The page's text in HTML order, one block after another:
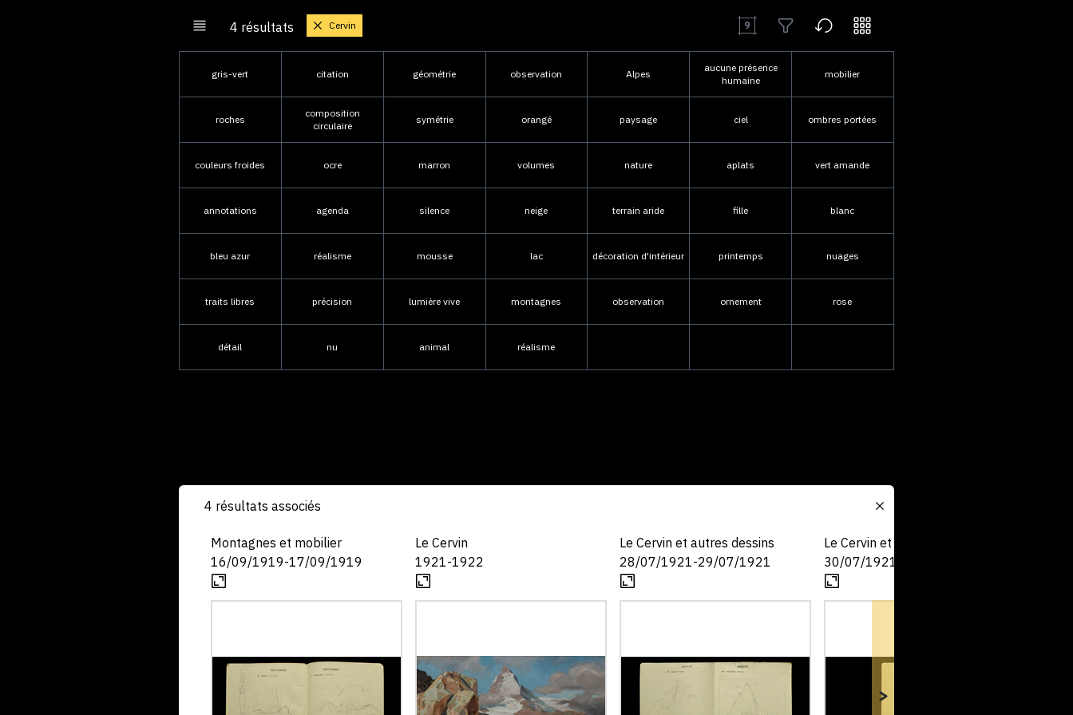
4 résultats Cervin 9
gris-vert citation géométrie observation Alpes
aucune présence
humaine
mobilier
roches
composition
circulaire
symétrie orangé paysage ciel ombres portées
couleurs froides ocre marron volumes nature aplats vert amande
annotations agenda silence neige terrain aride fille blanc
bleu azur réalisme mousse lac décoration d'intérieur printemps nuages
traits libres précision lumière vive montagnes observation ornement rose
détail nu animal réalisme
4 résultats associés
Montagnes et mobilier
16/09/1919-17/09/1919
Le Cervin
1921-1922
Le Cervin et autres dessins
28/07/1921-29/07/1921
Le Cervin et lion
30/07/1921